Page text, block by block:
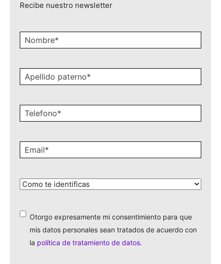
Recibe nuestro newsletter
Nombre*
Apellido
paterno*
Celular*
Email*
¿Cómo
identificas?
*
Otorgo expresamente mi consentimiento para que
mis datos personales sean tratados de acuerdo con
la política de tratamiento de datos.